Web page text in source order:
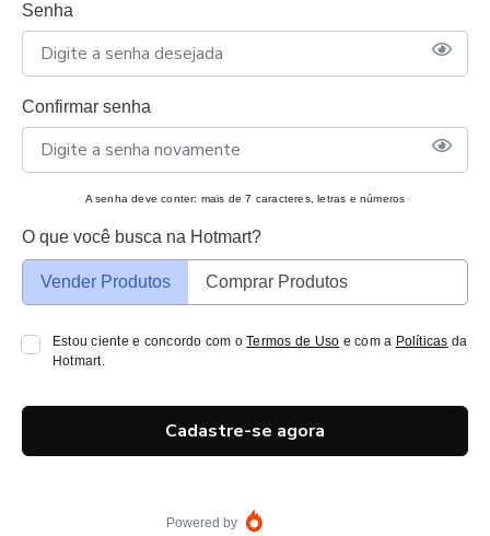
Senha
Confirmar senha
A senha deve conter: mais de 7 caracteres, letras e números
O que você busca na Hotmart?
Vender Produtos Comprar Produtos
Estou ciente e concordo com oTermos de Uso e com a Políticas da
Hotmart.
Cadastre-se agora
Powered by